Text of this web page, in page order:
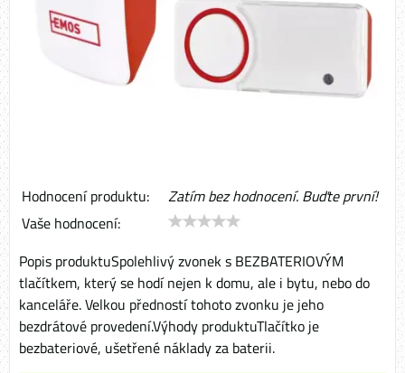
Hodnocení produktu:
Zatím bez hodnocení. Buďte první!
Vaše hodnocení:
Popis produktuSpolehlivý zvonek s BEZBATERIOVÝM
tlačítkem, který se hodí nejen k domu, ale i bytu, nebo do
kanceláře. Velkou předností tohoto zvonku je jeho
bezdrátové provedení.Výhody produktuTlačítko je
bezbateriové, ušetřené náklady za baterii.